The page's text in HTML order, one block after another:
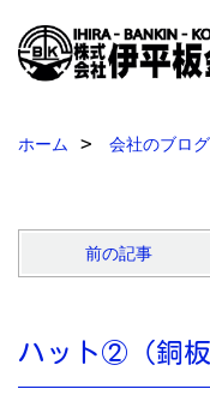
ホーム 会社のブログ
前の記事
ハット②（銅板